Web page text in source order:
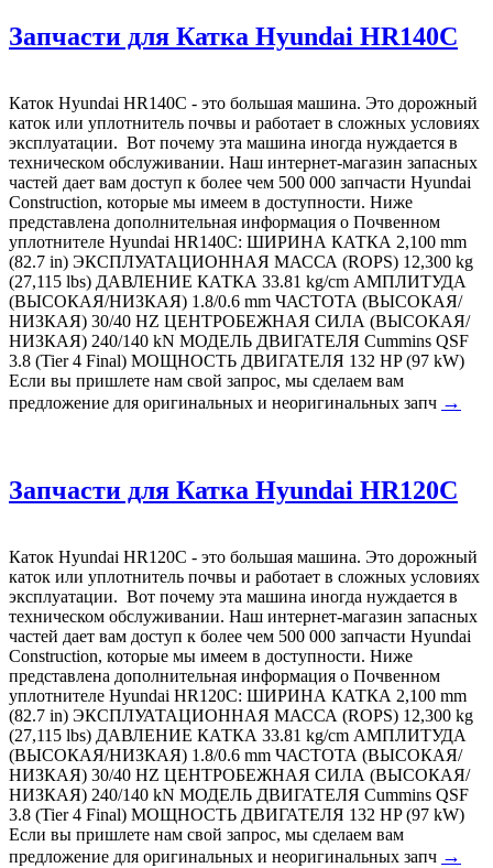
Запчасти для Катка Hyundai HR140C
Каток Hyundai HR140C - это большая машина. Это дорожный
каток или уплотнитель почвы и работает в сложных условиях
эксплуатации. Вот почему эта машина иногда нуждается в
техническом обслуживании. Наш интернет-магазин запасных
частей дает вам доступ к более чем 500 000 запчасти Hyundai
Construction, которые мы имеем в доступности. Ниже
представлена дополнительная информация о Почвенном
уплотнителе Hyundai HR140C: ШИРИНА КАТКА 2,100 mm
(82.7 in) ЭКСПЛУАТАЦИОННАЯ МАССА (ROPS) 12,300 kg
(27,115 lbs) ДАВЛЕНИЕ КАТКА 33.81 kg/cm АМПЛИТУДА
(ВЫСОКАЯ/НИЗКАЯ) 1.8/0.6 mm ЧАСТОТА (ВЫСОКАЯ/
НИЗКАЯ) 30/40 HZ ЦЕНТРОБЕЖНАЯ СИЛА (ВЫСОКАЯ/
НИЗКАЯ) 240/140 kN МОДЕЛЬ ДВИГАТЕЛЯ Cummins QSF
3.8 (Tier 4 Final) МОЩНОСТЬ ДВИГАТЕЛЯ 132 HP (97 kW)
Если вы пришлете нам свой запрос, мы сделаем вам
предложение для оригинальных и неоригинальных запч →
Запчасти для Катка Hyundai HR120C
Каток Hyundai HR120C - это большая машина. Это дорожный
каток или уплотнитель почвы и работает в сложных условиях
эксплуатации. Вот почему эта машина иногда нуждается в
техническом обслуживании. Наш интернет-магазин запасных
частей дает вам доступ к более чем 500 000 запчасти Hyundai
Construction, которые мы имеем в доступности. Ниже
представлена дополнительная информация о Почвенном
уплотнителе Hyundai HR120C: ШИРИНА КАТКА 2,100 mm
(82.7 in) ЭКСПЛУАТАЦИОННАЯ МАССА (ROPS) 12,300 kg
(27,115 lbs) ДАВЛЕНИЕ КАТКА 33.81 kg/cm АМПЛИТУДА
(ВЫСОКАЯ/НИЗКАЯ) 1.8/0.6 mm ЧАСТОТА (ВЫСОКАЯ/
НИЗКАЯ) 30/40 HZ ЦЕНТРОБЕЖНАЯ СИЛА (ВЫСОКАЯ/
НИЗКАЯ) 240/140 kN МОДЕЛЬ ДВИГАТЕЛЯ Cummins QSF
3.8 (Tier 4 Final) МОЩНОСТЬ ДВИГАТЕЛЯ 132 HP (97 kW)
Если вы пришлете нам свой запрос, мы сделаем вам
предложение для оригинальных и неоригинальных запч →